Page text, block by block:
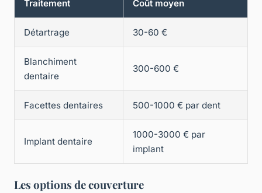
Traitement Coût moyen
Détartrage 30-60 €
Blanchiment
dentaire
300-600 €
Facettes dentaires 500-1000 € par dent
Implant dentaire
1000-3000 € par
implant
Les options de couverture